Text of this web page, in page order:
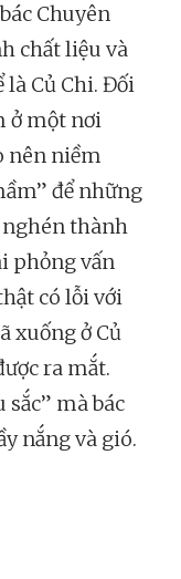
Chuyên
chất liệu và
là Củ Chi. Đối
ở một nơi
nên niềm
để những
nghén thành
phỏng vấn
có lỗi với
xuống ở Củ
ra mắt.
mà bác
nắng và gió.